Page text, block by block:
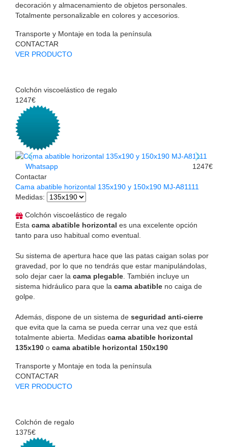
decoración y almacenamiento de objetos personales.
Totalmente personalizable en colores y accesorios.
Transporte y Montaje en toda la península
CONTACTAR
VER PRODUCTO
Colchón viscoelástico de regalo
1247€
Whatsapp
Contactar
1247€
Cama abatible horizontal 135x190 y 150x190 MJ-A81111
Medidas:
Colchón viscoelástico de regalo
Esta cama abatible horizontal es una excelente opción
tanto para uso habitual como eventual.
Su sistema de apertura hace que las patas caigan solas por
gravedad, por lo que no tendrás que estar manipulándolas,
solo dejar caer la cama plegable . También incluye un
sistema hidráulico para que la cama abatible no caiga de
golpe.
Además, dispone de un sistema de seguridad anti-cierre
que evita que la cama se pueda cerrar una vez que está
totalmente abierta. Medidas cama abatible horizontal
135x190 o cama abatible horizontal 150x190
Transporte y Montaje en toda la península
CONTACTAR
VER PRODUCTO
Colchón de regalo
1375€